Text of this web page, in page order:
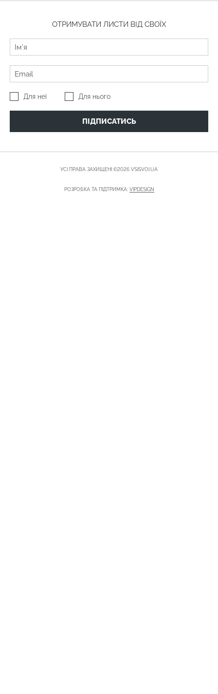
ОТРИМУВАТИ ЛИСТИ ВІД СВОЇХ
Для неї Для нього
ПІДПИСАТИСЬ
УСІ ПРАВА ЗАХИЩЕНІ ©2026 VSISVOI.UA
РОЗРОБКА ТА ПІДТРИМКА: VIPDESIGN